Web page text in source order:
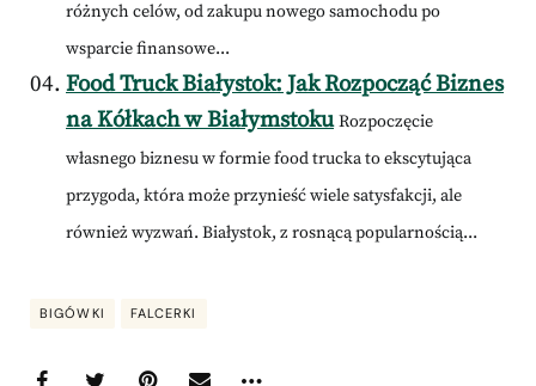
różnych celów, od zakupu nowego samochodu po
wsparcie finansowe...
Food Truck Białystok: Jak Rozpocząć Biznes
na Kółkach w Białymstoku Rozpoczęcie
własnego biznesu w formie food trucka to ekscytująca
przygoda, która może przynieść wiele satysfakcji, ale
również wyzwań. Białystok, z rosnącą popularnością...
BIGÓWKI FALCERKI